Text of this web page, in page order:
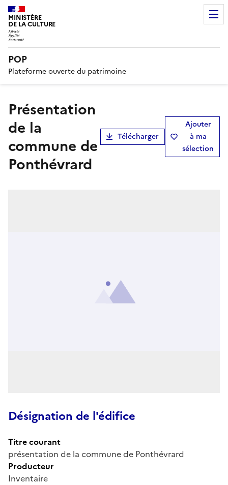
MINISTÈRE
DE LA CULTURE
POP
Plateforme ouverte du patrimoine
présentation
de la
commune de
Ponthévrard
Télécharger
Ajouter
à ma
sélection
Désignation de l'édifice
Titre courant
présentation de la commune de Ponthévrard
Producteur
Inventaire